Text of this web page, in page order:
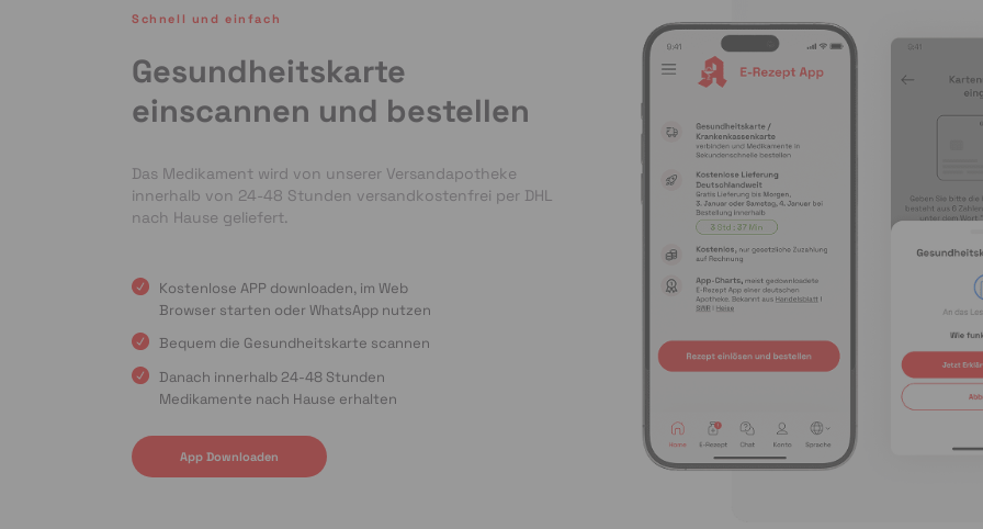
Schnell und einfach
Gesundheitskarte
einscannen und bestellen
Das Medikament wird von unserer Versandapotheke
innerhalb von 24-48 Stunden versandkostenfrei per DHL
nach Hause geliefert.
Kostenlose APP downloaden, im Web
Browser starten oder WhatsApp nutzen
Bequem die Gesundheitskarte scannen
Danach innerhalb 24-48 Stunden
Medikamente nach Hause erhalten
App Downloaden